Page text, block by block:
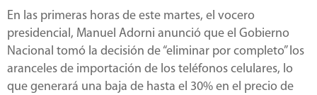
En las primeras horas de este martes, el vocero
presidencial, Manuel Adorni anunció que el Gobierno
Nacional tomó la decisión de “eliminar por completo” los
aranceles de importación de los teléfonos celulares, lo
que generará una baja de hasta el 30% en el precio de